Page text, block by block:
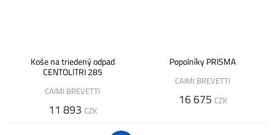
Koše na triedený odpad
CENTOLITRI 285
CAIMI BREVETTI
11 893 CZK
Popolníky PRISMA
CAIMI BREVETTI
16 675 CZK